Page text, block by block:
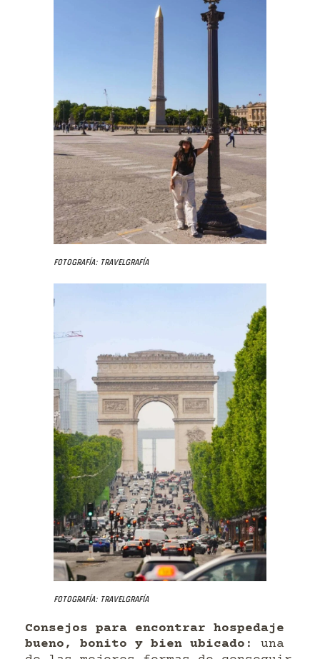
Fotografía: Travelgrafía
Fotografía: Travelgrafía
Consejos para encontrar hospedaje
bueno, bonito y bien ubicado : una